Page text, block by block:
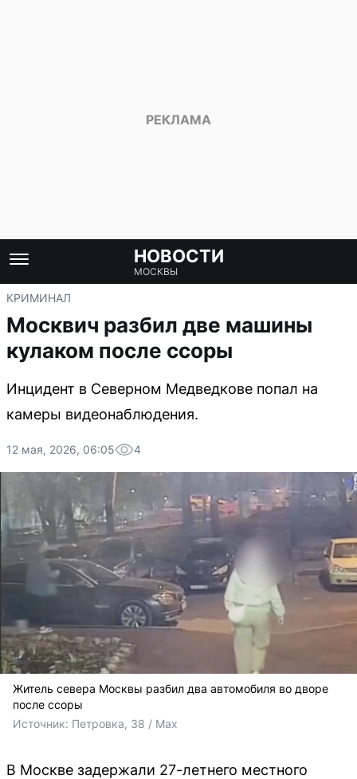
НОВОСТИ
МОСКВЫ
КРИМИНАЛ
Москвич разбил две машины
кулаком после ссоры
Инцидент в Северном Медведкове попал на
камеры видеонаблюдения.
12 мая, 2026, 06:05 4
Житель севера Москвы разбил два автомобиля во дворе
после ссоры
Источник: Петровка, 38 / Max
В Москве задержали 27-летнего местного